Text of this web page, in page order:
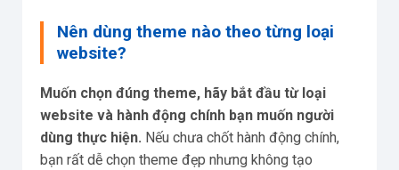
Nên dùng theme nào theo từng loại
website?
Muốn chọn đúng theme, hãy bắt đầu từ loại
website và hành động chính bạn muốn người
dùng thực hiện. Nếu chưa chốt hành động chính,
bạn rất dễ chọn theme đẹp nhưng không tạo